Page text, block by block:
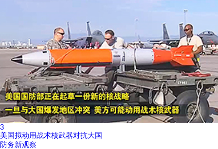
3
美国拟动用战术核武器对抗大国
防务新观察